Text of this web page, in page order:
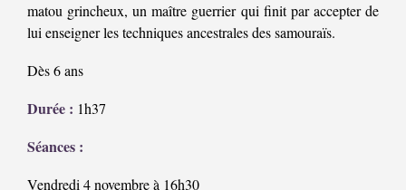
matou grincheux, un maître guerrier qui finit par accepter de
lui enseigner les techniques ancestrales des samouraïs.
Dès 6 ans
Durée : 1h37
Séances :
Vendredi 4 novembre à 16h30